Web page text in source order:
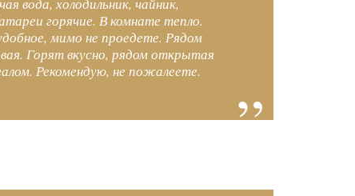
горячие. В комнате тепло.
мимо не проедете. Рядом
Горят вкусно, рядом открытая
Рекомендую, не пожалеете.